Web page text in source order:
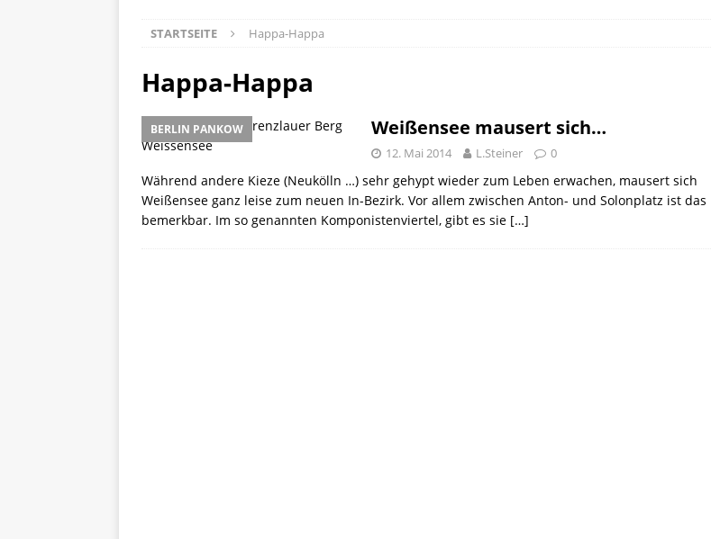
STARTSEITE Happa-Happa
Happa-Happa
BERLIN PANKOW Weißensee mausert sich…
12. Mai 2014 L.Steiner 0
Während andere Kieze (Neukölln …) sehr gehypt wieder zum Leben erwachen, mausert sich
Weißensee ganz leise zum neuen In-Bezirk. Vor allem zwischen Anton- und Solonplatz ist das
bemerkbar. Im so genannten Komponistenviertel, gibt es sie […]